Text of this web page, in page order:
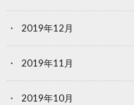
2019年12月
2019年11月
2019年10月